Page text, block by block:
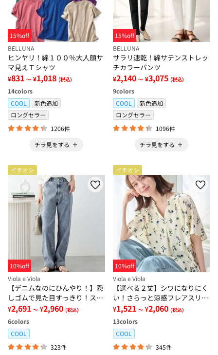
15%off
BELLUNA
ヒンヤリ！綿１００％大人顔サ
マ見えＴシャツ
¥831 ～ ¥1,018 (税込)
14colors
COOL
新色追加
ロングセラー
1206件
チラ見をする
15%off
BELLUNA
サラリ速乾！綿サテンストレッ
チカラーパンツ
¥2,140 ～ ¥3,075 (税込)
9colors
COOL
新色追加
ロングセラー
1096件
チラ見をする
イチオシ
10%off
Viola e Viola
【デニムなのにひんやり！】隠
しゴムで見た目すっきり！スト
レッチ楽ちんデニム
¥2,691 ～ ¥2,960 (税込)
6colors
COOL
323件
イチオシ
10%off
Viola e Viola
【選べる２丈】シワになりにく
い！さらっと涼感フレアスリー
ブブラウス
¥1,521 ～ ¥2,060 (税込)
13colors
COOL
345件